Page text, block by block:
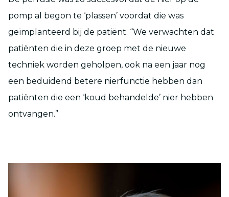
pomp al begon te ‘plassen’ voordat die was
geïmplanteerd bij de patiënt. “We verwachten dat
patiënten die in deze groep met de nieuwe
techniek worden geholpen, ook na een jaar nog
een beduidend betere nierfunctie hebben dan
patiënten die een ‘koud behandelde’ nier hebben
ontvangen.”